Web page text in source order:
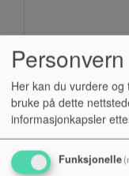
Personvern
Her kan du vurdere
bruke på dette
informasjonkapsler
Funksjonelle